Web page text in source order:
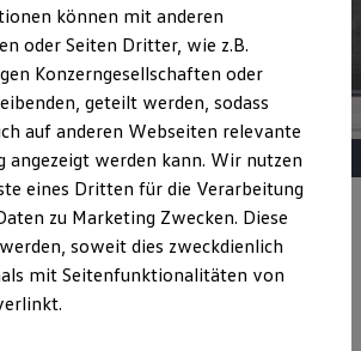
Kollektion
Kollektion
Kollektion
Kollektion
Drop
Ersatzteile
Kompetenzzentrum –
in und rund um Berlin
können mit anderen
oder Seiten Dritter, wie z.B.
Konzerngesellschaften oder
geteilt werden, sodass
auf anderen Webseiten relevante
angezeigt werden kann. Wir nutzen
eines Dritten für die Verarbeitung
zu Marketing Zwecken. Diese
soweit dies zweckdienlich
mit Seitenfunktionalitäten von